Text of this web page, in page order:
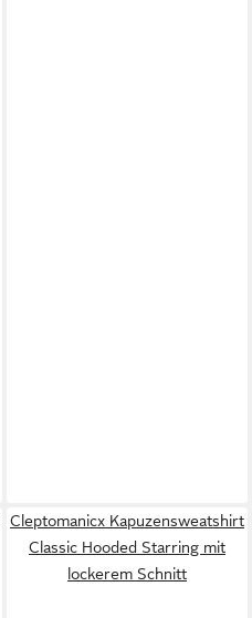
Cleptomanicx Kapuzensweatshirt
Classic Hooded Starring mit
lockerem Schnitt